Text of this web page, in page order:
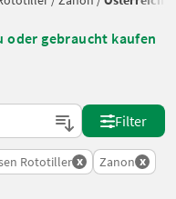
gebraucht kaufen
Filter
Rototiller x Zanon x